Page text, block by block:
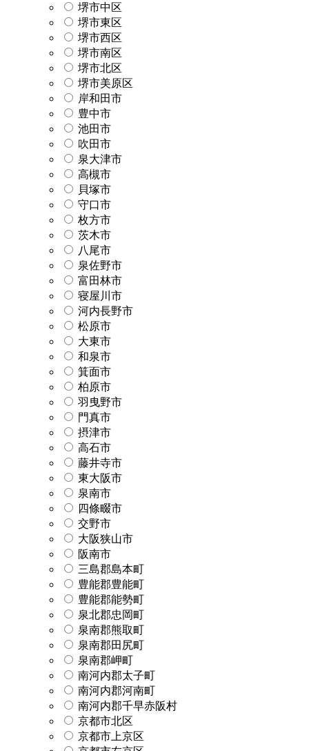
堺市中区
堺市東区
堺市西区
堺市南区
堺市北区
堺市美原区
岸和田市
豊中市
池田市
吹田市
泉大津市
高槻市
貝塚市
守口市
枚方市
茨木市
八尾市
泉佐野市
富田林市
寝屋川市
河内長野市
松原市
大東市
和泉市
箕面市
柏原市
羽曳野市
門真市
摂津市
高石市
藤井寺市
東大阪市
泉南市
四條畷市
交野市
大阪狭山市
阪南市
三島郡島本町
豊能郡豊能町
豊能郡能勢町
泉北郡忠岡町
泉南郡熊取町
泉南郡田尻町
泉南郡岬町
南河内郡太子町
南河内郡河南町
南河内郡千早赤阪村
京都市北区
京都市上京区